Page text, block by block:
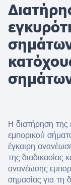
Η διατήρηση της
εμπορικού
έγκαιρη
της διαδικασίας
ανανέωσης
σημασίας για τη